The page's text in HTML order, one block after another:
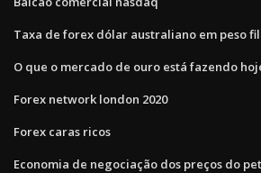
Taxa de forex dólar australiano em peso
O que o mercado de ouro está fazendo
Forex network london 2020
Forex caras ricos
Economia de negociação dos preços do